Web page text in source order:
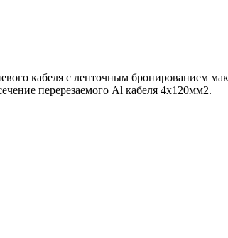
кабеля с ленточным бронированием
перерезаемого Al кабеля 4х120мм2.